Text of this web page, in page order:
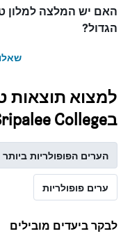
האם יש המלצה למלון
הגדול?
למצוא תוצאות
בSripalee College
הערים הפופולריות ביותר
ערים פופולריות
לבקר ביעדים מובילים